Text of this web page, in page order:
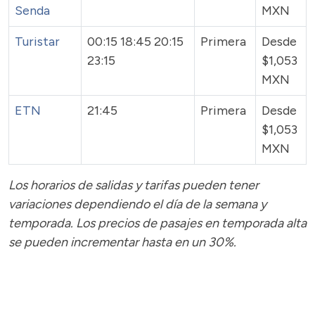
Senda
MXN
Turistar
00:15 18:45 20:15
23:15
Primera
Desde
$1,053
MXN
ETN
21:45 Primera
Desde
$1,053
MXN
Los horarios de salidas y tarifas pueden tener
variaciones dependiendo el día de la semana y
temporada. Los precios de pasajesen temporada alta
se pueden incrementar hasta en un 30%.